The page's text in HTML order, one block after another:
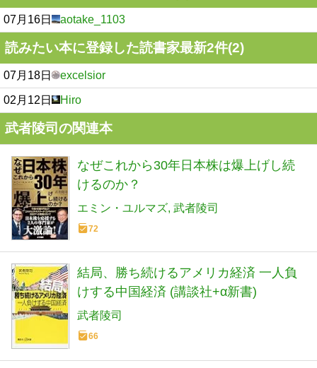
07月16日 aotake_1103
読みたい本に登録した読書家最新2件(2)
07月18日 excelsior
02月12日 Hiro
武者陵司の関連本
なぜこれから30年日本株は爆上げし続
けるのか？
エミン・ユルマズ 武者陵司
72
結局、勝ち続けるアメリカ経済 一人負
けする中国経済 (講談社+α新書)
武者陵司
66